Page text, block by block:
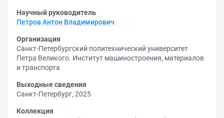
Научный руководитель
Петров Антон Владимирович
Организация
Санкт-Петербургский политехнический университет
Петра Великого. Институт машиностроения, материалов
и транспорта
Выходные сведения
Санкт-Петербург, 2025
Коллекция